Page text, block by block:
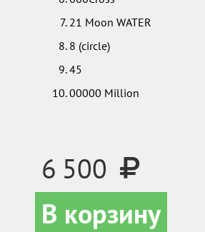
21 Moon WATER
8 (circle)
45
00000 Million
6 500
В корзину